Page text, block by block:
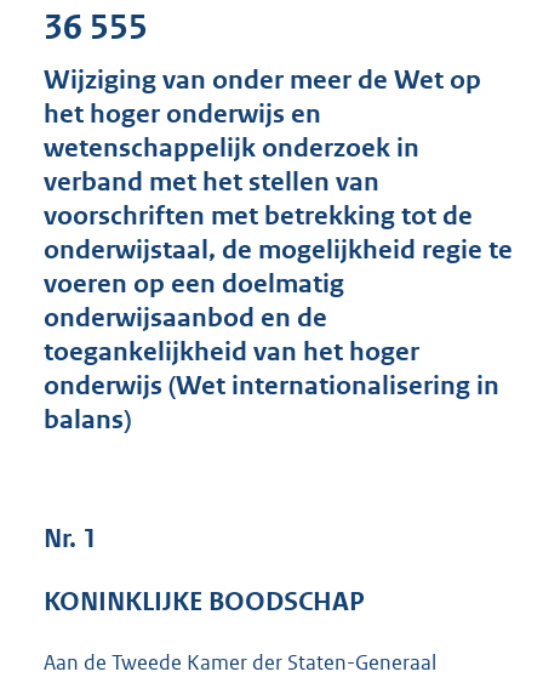
s
r
o
t
t
e
:
3
6
K
b
36 555
Wijziging van onder meer de Wet op
het hoger onderwijs en
wetenschappelijk onderzoek in
verband met het stellen van
voorschriften met betrekking tot de
onderwijstaal, de mogelijkheid regie te
voeren op een doelmatig
onderwijsaanbod en de
toegankelijkheid van het hoger
onderwijs (Wet internationalisering in
balans)
Nr. 1
KONINKLIJKE BOODSCHAP
Aan de Tweede Kamer der Staten-Generaal